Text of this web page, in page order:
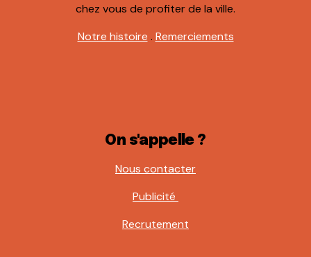
chez vous de profiter de la ville.
Notre histoire . Remerciements
On s'appelle ?
Nous contacter
Publicité
Recrutement